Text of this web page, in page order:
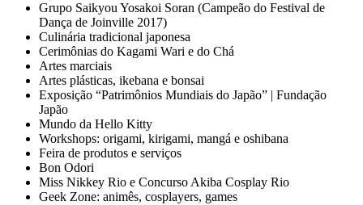
Grupo Saikyou Yosakoi Soran (Campeão do Festival de
Dança de Joinville 2017)
Culinária tradicional japonesa
Cerimônias do Kagami Wari e do Chá
Artes marciais
Artes plásticas, ikebana e bonsai
Exposição “Patrimônios Mundiais do Japão” | Fundação
Japão
Mundo da Hello Kitty
Workshops: origami, kirigami, mangá e oshibana
Feira de produtos e serviços
Bon Odori
Miss Nikkey Rio e Concurso Akiba Cosplay Rio
Geek Zone: animês, cosplayers, games